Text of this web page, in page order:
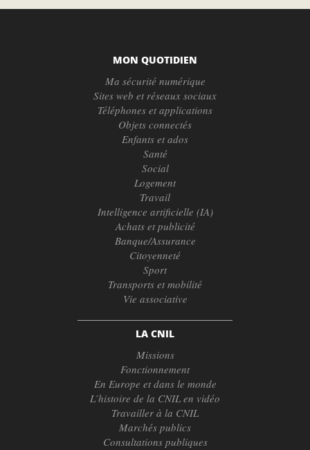
MON QUOTIDIEN
Ma sécurité numérique
Sites web et réseaux sociaux
Téléphones et applications
Objets connectés
Enfants et ados
Santé
Social
Logement
Travail
Intelligence artificielle (IA)
Achats et publicité
Banque/Assurance
Citoyenneté
Sport
Transports et mobilité
Vie associative
LA CNIL
Missions
Fonctionnement
En Europe et dans le monde
L’histoire de la CNIL en vidéo
Travailler à la CNIL
Marchés publics
Consultations publiques